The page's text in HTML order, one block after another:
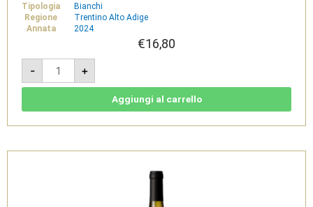
Tipologia
Bianchi
Regione
Trentino Alto Adige
Annata
2024
€16,80
-
Sauvignon
2024
-
Südtirol
-
Bolzano
+
Aggiungi al carrello